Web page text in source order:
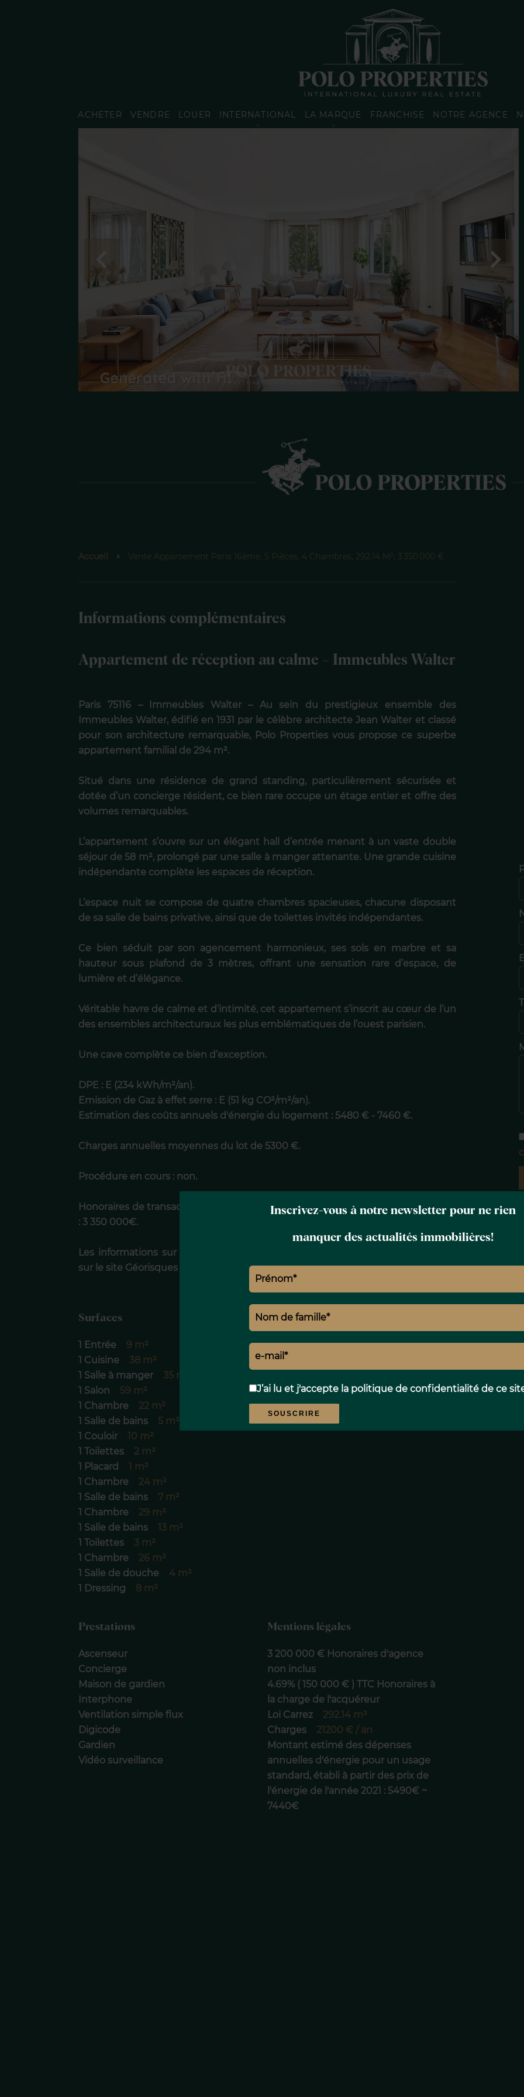
Inscrivez-vous à notre newsletter pour ne rien
manquer des actualités immobilières!
J’ai lu et j'accepte la politique de confidentialité de ce
SOUSCRIRE
ACHETER VENDRE LOUER INTERNATIONAL LA MARQUE FRANCHISE NOTRE AGENCE
Accueil Vente Appartement Paris 16ème, 5 Pièces, 4 Chambres, 292.14 M², 3 350 000 €
Informations complémentaires
Appartement de réception au calme – Immeubles Walter
Paris 75116 – Immeubles Walter – Au sein du prestigieux ensemble des
Immeubles Walter, édifié en 1931 par le célèbre architecte Jean Walter et classé
pour son architecture remarquable, Polo Properties vous propose ce superbe
appartement familial de 294 m².
Situé dans une résidence de grand standing, particulièrement sécurisée et
dotée d’un concierge résident, ce bien rare occupe un étage entier et offre des
volumes remarquables.
L’appartement s’ouvre sur un élégant hall d’entrée menant à un vaste double
séjour de 58 m², prolongé par une salle à manger attenante. Une grande cuisine
indépendante complète les espaces de réception.
L’espace nuit se compose de quatre chambres spacieuses, chacune disposant
de sa salle de bains privative, ainsi que de toilettes invités indépendantes.
Ce bien séduit par son agencement harmonieux, ses sols en marbre et sa
hauteur sous plafond de 3 mètres, offrant une sensation rare d’espace, de
lumière et d’élégance.
Véritable havre de calme et d’intimité, cet appartement s’inscrit au cœur de l’un
des ensembles architecturaux les plus emblématiques de l’ouest parisien.
Une cave complète ce bien d’exception.
DPE : E (234 kWh/m²/an).
Emission de Gaz à effet serre : E (51 kg CO²/m²/an).
Estimation des coûts annuels d'énergie du logement : 5480 € - 7460 €.
Charges annuelles moyennes du lot de 5300 €.
Procédure en cours : non.
Honoraires de transaction 4.78% TTC à la charge de l'acquéreur. Prix net vendeur
: 3 350 000€.
Les informations sur les risques auxquels ce bien est exposé sont disponibles
sur le site Géorisques : georisques.gouv.fr
Surfaces
1 Entrée
9 m²
1 Cuisine
38 m²
1 Salle à manger
35 m²
1 Salon
59 m²
1 Chambre
22 m²
1 Salle de bains
5 m²
1 Couloir
10 m²
1 Toilettes
2 m²
1 Placard
1 m²
1 Chambre
24 m²
1 Salle de bains
7 m²
1 Chambre
29 m²
1 Salle de bains
13 m²
1 Toilettes
3 m²
1 Chambre
26 m²
1 Salle de douche
4 m²
1 Dressing
8 m²
Proximités
Prestations
Ascenseur
Concierge
Maison de gardien
Interphone
Ventilation simple flux
Digicode
Gardien
Vidéo surveillance
Mentions légales
3 200 000 € Honoraires d'agence
non inclus
4.69% ( 150 000 € ) TTC Honoraires à
la charge de l'acquéreur
Loi Carrez
292.14 m²
Charges
21200 € / an
Montant estimé des dépenses
annuelles d'énergie pour un usage
standard, établi à partir des prix de
l'énergie de l'année 2021 : 5490€ ~
7440€